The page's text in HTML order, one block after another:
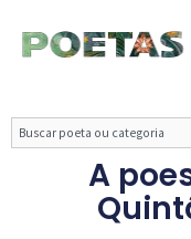
para
Search
A